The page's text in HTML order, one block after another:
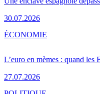
30.07.2026
L’euro en mèmes : quand les
27.07.2026
ÉCONOMIE